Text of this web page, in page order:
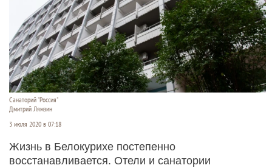
Санаторий "Россия"
Дмитрий Лямзин
3 июля 2020 в 07:18
Жизнь в Белокурихе постепенно
восстанавливается. Отели и санатории